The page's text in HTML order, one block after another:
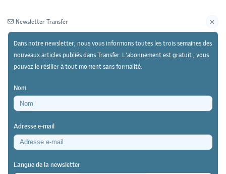
Newsletter Archives
16/01/24
Évaluation de la flexibilisation de la formation en
Newsletter Transfer
Dans notre newsletter, nous vous informons toutes les trois semaines des
nouveaux articles publiés dans Transfer. L'abonnement est gratuit ; vous
pouvez le résilier à tout moment sans formalité.
Nom
Adresse e-mail
Langue de la newsletter